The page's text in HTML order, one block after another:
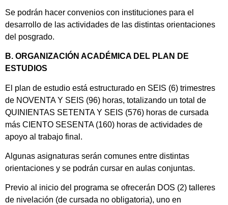
Se podrán hacer convenios con instituciones para el
desarrollo de las actividades de las distintas orientaciones
del posgrado.
B. ORGANIZACIÓN ACADÉMICA DEL PLAN DE
ESTUDIOS
El plan de estudio está estructurado en SEIS (6) trimestres
de NOVENTA Y SEIS (96) horas, totalizando un total de
QUINIENTAS SETENTA Y SEIS (576) horas de cursada
más CIENTO SESENTA (160) horas de actividades de
apoyo al trabajo final.
Algunas asignaturas serán comunes entre distintas
orientaciones y se podrán cursar en aulas conjuntas.
Previo al inicio del programa se ofrecerán DOS (2) talleres
de nivelación (de cursada no obligatoria), uno en